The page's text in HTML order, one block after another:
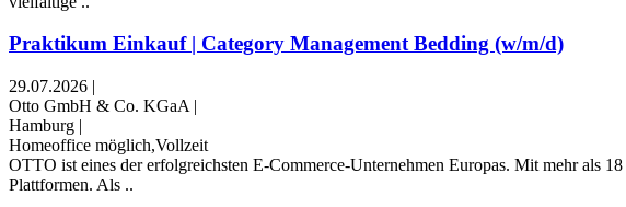
Praktikum Einkauf | Category Management Bedding (w/m/d)
29.07.2026 |
Otto GmbH & Co. KGaA |
Hamburg |
Homeoffice möglich,Vollzeit
OTTO ist eines der erfolgreichsten E-Commerce-Unternehmen Europas. Mit mehr als
Plattformen. Als ..